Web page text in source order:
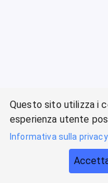
Questo sito utilizza i
esperienza utente
Informativa sulla privacy